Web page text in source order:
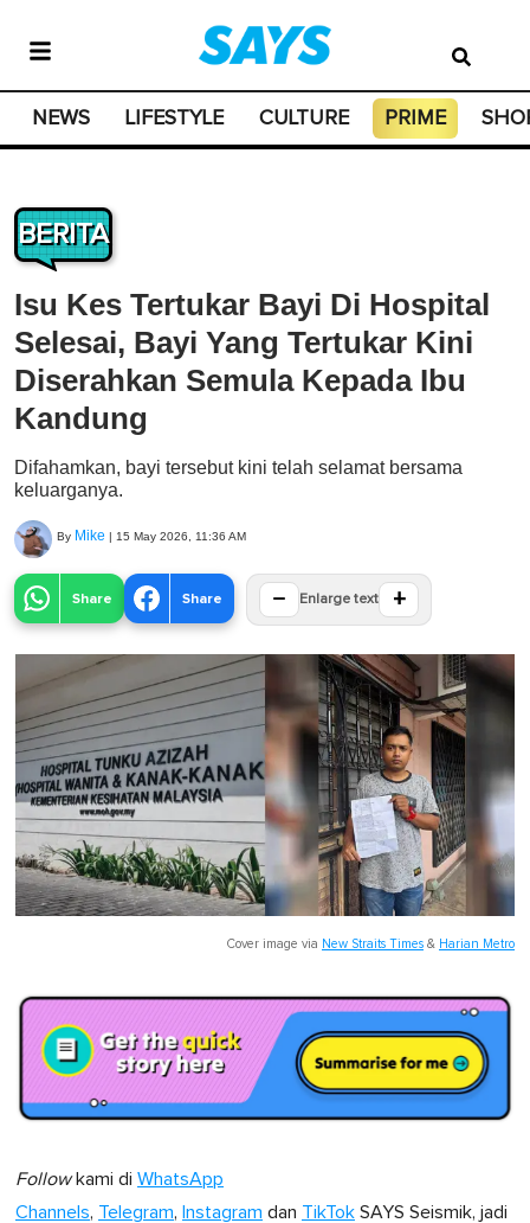
NEWS LIFESTYLE CULTURE PRIME
BERITA
Isu Kes Tertukar Bayi Di Hospital
Selesai, Bayi Yang Tertukar Kini
Diserahkan Semula Kepada Ibu
Kandung
Difahamkan, bayi tersebut kini telah selamat bersama
keluarganya.
By Mike | 15 May 2026, 11:36 AM
Share Share − Enlarge text +
Cover image via New Straits Times & Harian Metro
Followkami di WhatsApp
Channels, Telegram, Instagram dan TikTok SAYS Seismik, jadi